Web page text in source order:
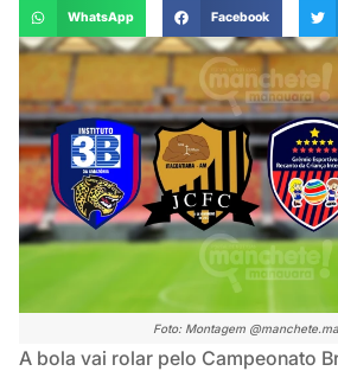
WhatsApp Facebook
Foto: Montagem
A bola vai rolar pelo Campeonato